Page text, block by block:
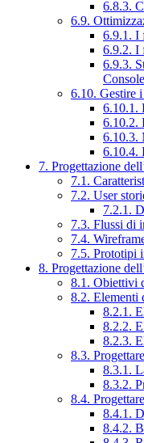
6.8.3.
6.9.
6.9.1. I
6.9.2. I
6.9.3.
Console
6.10. Gestire
6.10.1.
6.10.2.
6.10.3.
6.10.4.
7. Progettazione
7.1.
7.2. User
7.2.1.
7.3. Flussi di
7.4.
7.5. Prototipi
8. Progettazione
8.1. Obiettivi
8.2. Elementi
8.2.1.
8.2.2.
8.2.3.
8.3.
8.3.1.
8.3.2.
8.4.
8.4.1.
8.4.2.